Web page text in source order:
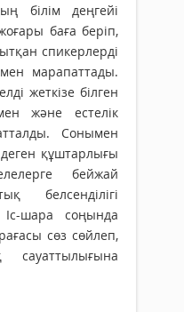
білім деңгейі
баға беріп,
спикерлерді
марапаттады.
жеткізе білген
және естелік
Сонымен
құштарлығы
бейжай
белсенділігі
шара соңында
сөз сөйлеп,
сауаттылығына